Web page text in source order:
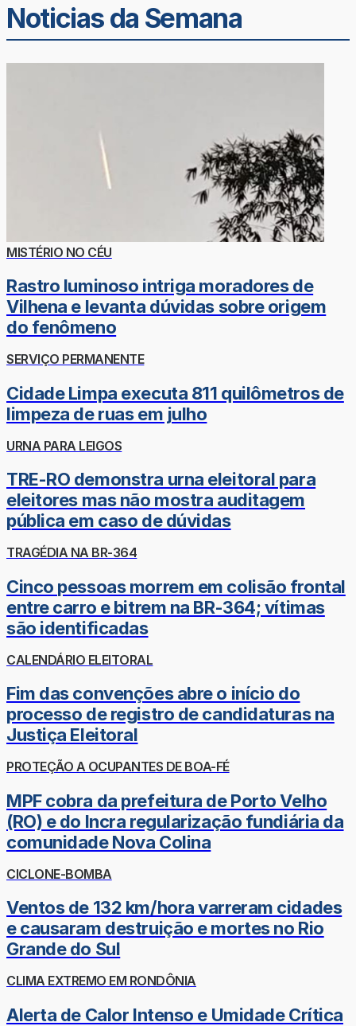
Noticias da Semana
MISTÉRIO NO CÉU
Rastro luminoso intriga moradores de
Vilhena e levanta dúvidas sobre origem
do fenômeno
SERVIÇO PERMANENTE
Cidade Limpa executa 811 quilômetros de
limpeza de ruas em julho
URNA PARA LEIGOS
TRE-RO demonstra urna eleitoral para
eleitores mas não mostra auditagem
pública em caso de dúvidas
TRAGÉDIA NA BR-364
Cinco pessoas morrem em colisão frontal
entre carro e bitrem na BR-364; vítimas
são identificadas
CALENDÁRIO ELEITORAL
Fim das convenções abre o início do
processo de registro de candidaturas na
Justiça Eleitoral
PROTEÇÃO A OCUPANTES DE BOA-FÉ
MPF cobra da prefeitura de Porto Velho
(RO) e do Incra regularização fundiária da
comunidade Nova Colina
CICLONE-BOMBA
Ventos de 132 km/hora varreram cidades
e causaram destruição e mortes no Rio
Grande do Sul
CLIMA EXTREMO EM RONDÔNIA
Alerta de Calor Intenso e Umidade Crítica